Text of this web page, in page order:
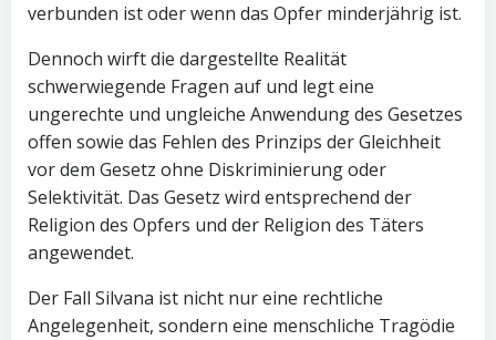
verbunden ist oder wenn das Opfer minderjährig ist.
Dennoch wirft die dargestellte Realität
schwerwiegende Fragen auf und legt eine
ungerechte und ungleiche Anwendung des Gesetzes
offen sowie das Fehlen des Prinzips der Gleichheit
vor dem Gesetz ohne Diskriminierung oder
Selektivität. Das Gesetz wird entsprechend der
Religion des Opfers und der Religion des Täters
angewendet.
Der Fall Silvana ist nicht nur eine rechtliche
Angelegenheit, sondern eine menschliche Tragödie